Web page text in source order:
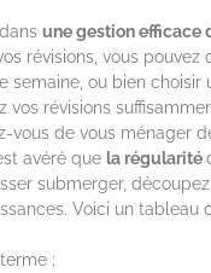
une gestion efficace
révisions, vous
semaine, ou bien choisir
vos révisions
vous de vous ménager
avéré que la régularité
submerger,
Voici un tableau
;